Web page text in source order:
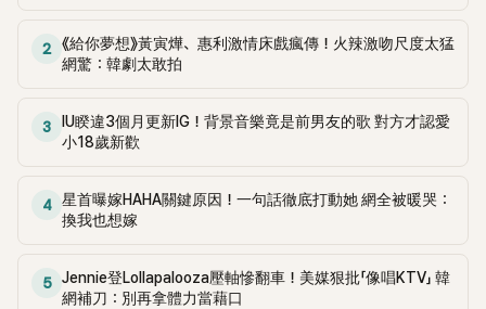
2
《給你夢想》黃寅燁、惠利激情床戲瘋傳！火辣激吻尺度太猛
網驚：韓劇太敢拍
3
IU睽違3個月更新IG！背景音樂竟是前男友的歌 對方才認愛
小18歲新歡
4
星首曝嫁HAHA關鍵原因！一句話徹底打動她 網全被暖哭：
換我也想嫁
5
Jennie登Lollapalooza壓軸慘翻車！美媒狠批「像唱KTV」 韓
網補刀：別再拿體力當藉口